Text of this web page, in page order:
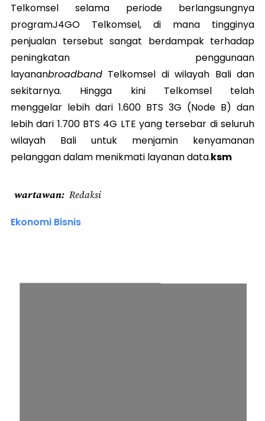
Telkomsel selama periode berlangsungnya
programJ4GO Telkomsel, di mana tingginya
penjualan tersebut sangat berdampak terhadap
peningkatan penggunaan
layananbroadband Telkomsel di wilayah Bali dan
sekitarnya. Hingga kini Telkomsel telah
menggelar lebih dari 1.600 BTS 3G (Node B) dan
lebih dari 1.700 BTS 4G LTE yang tersebar di seluruh
wilayah Bali untuk menjamin kenyamanan
pelanggan dalam menikmati layanan data.ksm
wartawan Redaksi
Ekonomi Bisnis